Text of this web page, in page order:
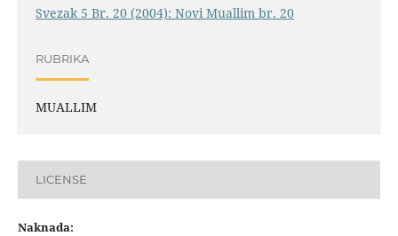
Svezak 5 Br. 20 (2004): Novi Muallim br. 20
RUBRIKA
MUALLIM
LICENSE
Naknada: